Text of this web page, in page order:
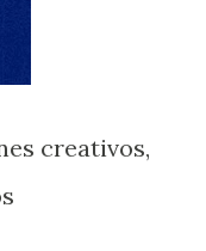
creativos,